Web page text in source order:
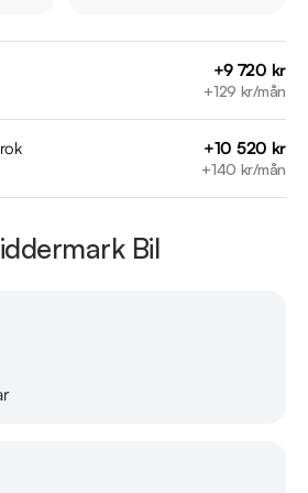
kopa-bil/mercedes-
bilen
Bil Linköping:
i hela Sverige
via Folksam
på Trustpilot
över 100 punkter
+9 720 kr
+129 kr/mån
+10 520 kr
+140 kr/mån
Bil